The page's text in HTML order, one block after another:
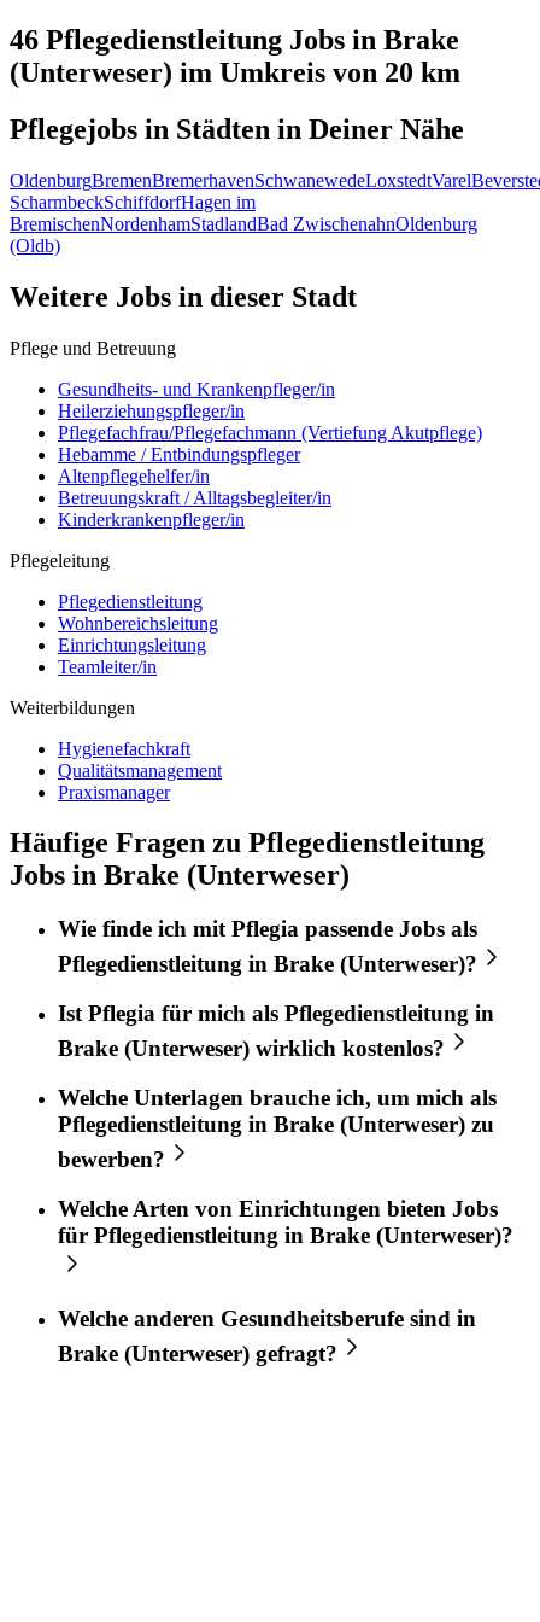
46 Pflegedienstleitung Jobs in Brake
(Unterweser) im Umkreis von 20 km
Pflegejobs in Städten in Deiner Nähe
OldenburgBremenBremerhavenSchwanewedeLoxstedtVarel
ScharmbeckSchiffdorfHagen im
BremischenNordenhamStadlandBad ZwischenahnOldenburg
(Oldb)
Weitere Jobs in dieser Stadt
Pflege und Betreuung
Gesundheits- und Krankenpfleger/in
Heilerziehungspfleger/in
Pflegefachfrau/Pflegefachmann (Vertiefung Akutpflege)
Hebamme / Entbindungspfleger
Altenpflegehelfer/in
Betreuungskraft / Alltagsbegleiter/in
Kinderkrankenpfleger/in
Pflegeleitung
Pflegedienstleitung
Wohnbereichsleitung
Einrichtungsleitung
Teamleiter/in
Weiterbildungen
Hygienefachkraft
Qualitätsmanagement
Praxismanager
Häufige Fragen zu Pflegedienstleitung
Jobs in Brake (Unterweser)
Wie finde ich mitPflegia passende Jobs als
Pflegedienstleitung in Brake (Unterweser)?
Ist Pflegia für mich als Pflegedienstleitung in
Brake (Unterweser) wirklich kostenlos?
Welche Unterlagen brauche ich, um mich als
Pflegedienstleitung in Brake (Unterweser) zu
bewerben?
Welche Arten von Einrichtungen bieten Jobs
für Pflegedienstleitung in Brake (Unterweser)?
Welche anderen Gesundheitsberufe sind in
Brake (Unterweser) gefragt?